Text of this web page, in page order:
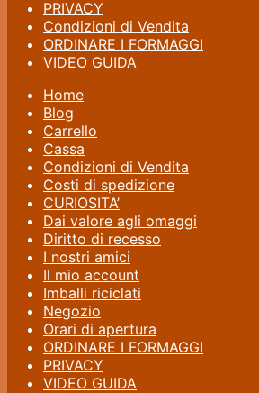
PRIVACY
Condizioni di Vendita
ORDINARE I FORMAGGI
VIDEO GUIDA
Home
Blog
Carrello
Cassa
Condizioni di Vendita
Costi di spedizione
CURIOSITA’
Dai valore agli omaggi
Diritto di recesso
I nostri amici
Il mio account
Imballi riciclati
Negozio
Orari di apertura
ORDINARE I FORMAGGI
PRIVACY
VIDEO GUIDA